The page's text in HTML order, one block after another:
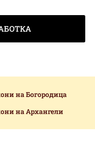
на Богородица
на Архангели